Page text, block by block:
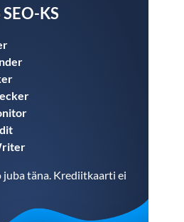
KS
juba täna. Krediitkaarti ei